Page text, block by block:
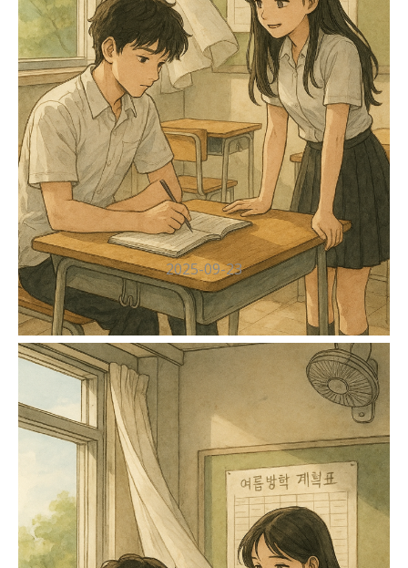
너에게 닿을 수 있을까
첫사랑의 떨림과 짝사랑의 애틋함을
담은 성장 로맨스, 『너에게 닿을 수
있을까』 – 3편
2025-09-23
여름 바람 속에서